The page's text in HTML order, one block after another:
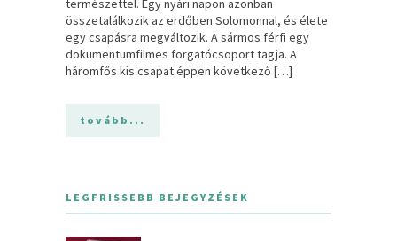
természettel. Egy nyári napon azonban
összetalálkozik az erdőben Solomonnal, és élete
egy csapásra megváltozik. A sármos férfi egy
dokumentumfilmes forgatócsoport tagja. A
háromfős kis csapat éppen következő […]
tovább...
LEGFRISSEBB BEJEGYZÉSEK